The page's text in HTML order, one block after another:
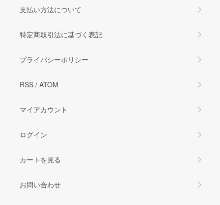
支払い方法について
特定商取引法に基づく表記
プライバシーポリシー
RSS / ATOM
マイアカウント
ログイン
カートを見る
お問い合わせ